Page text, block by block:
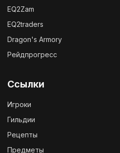
EQ2Zam
EQ2traders
Dragon's Armory
Рейдпрогресс
Ссылки
Игроки
Гильдии
Рецепты
Предметы